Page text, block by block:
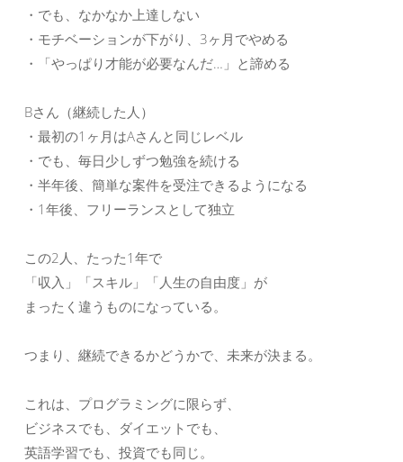
・でも、なかなか上達しない
・モチベーションが下がり、3ヶ月でやめる
・「やっぱり才能が必要なんだ…」と諦める
Bさん（継続した人）
・最初の1ヶ月はAさんと同じレベル
・でも、毎日少しずつ勉強を続ける
・半年後、簡単な案件を受注できるようになる
・1年後、フリーランスとして独立
この2人、たった1年で
「収入」「スキル」「人生の自由度」が
まったく違うものになっている。
つまり、継続できるかどうかで、未来が決まる。
これは、プログラミングに限らず、
ビジネスでも、ダイエットでも、
英語学習でも、投資でも同じ。